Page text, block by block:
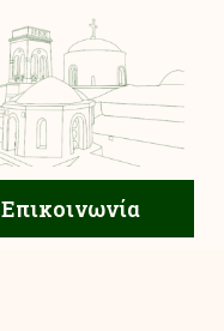
Επικοινωνία
Επικοινωνία